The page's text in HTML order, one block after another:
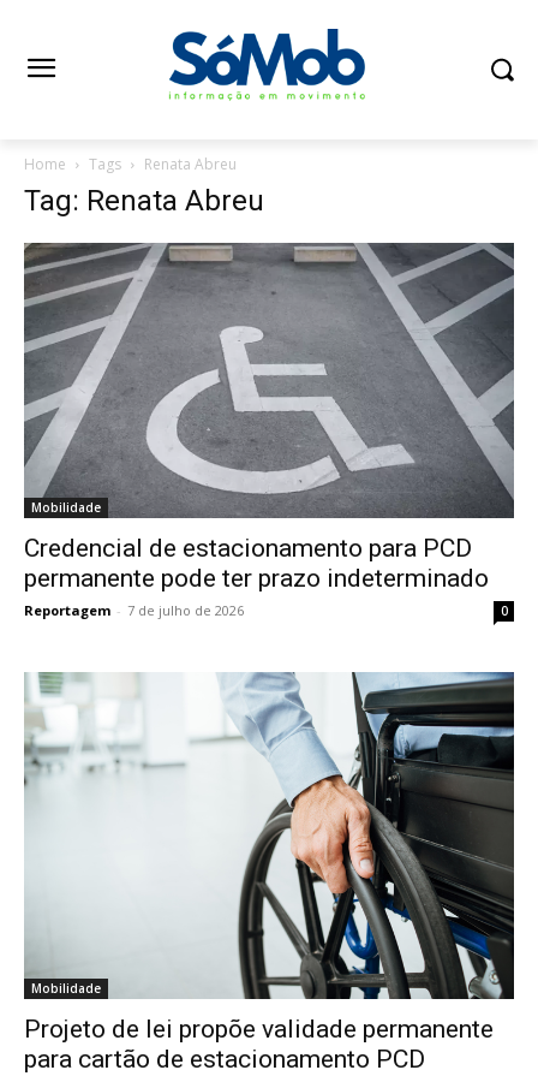
Home Tags Renata Abreu
Tag: Renata Abreu
Mobilidade
Credencial de estacionamento para PCD
permanente pode ter prazo indeterminado
Reportagem - 7 de julho de 2026 0
Mobilidade
Projeto de lei propõe validade permanente
para cartão de estacionamento PCD